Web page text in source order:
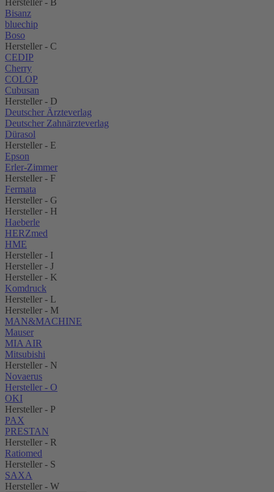
Hersteller - B
Bisanz
bluechip
Boso
Hersteller - C
CEDIP
Cherry
COLOP
Cubusan
Hersteller - D
Deutscher Ärzteverlag
Deutscher Zahnärzteverlag
Dürasol
Hersteller - E
Epson
Erler-Zimmer
Hersteller - F
Fermata
Hersteller - G
Hersteller - H
Haeberle
HERZmed
HME
Hersteller - I
Hersteller - J
Hersteller - K
Komdruck
Hersteller - L
Hersteller - M
MAN&MACHINE
Mauser
MIA AIR
Mitsubishi
Hersteller - N
Novaerus
Hersteller - O
OKI
Hersteller - P
PAX
PRESTAN
Hersteller - R
Ratiomed
Hersteller - S
SAXA
Hersteller - W